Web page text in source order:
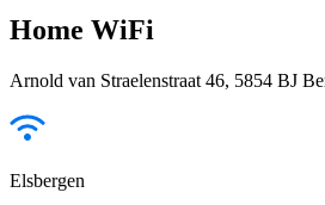
Home WiFi
Arnold van Straelenstraat 46, 5854 BJ
Elsbergen